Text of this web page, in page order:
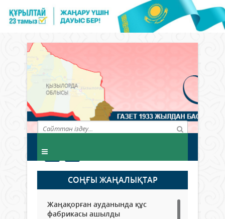
СОҢҒЫ ЖАҢАЛЫҚТАР
Жаңақорған ауданында құс
фабрикасы ашылды